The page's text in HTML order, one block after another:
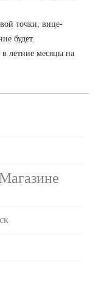
точки, вице-
будет.
летние месяцы на